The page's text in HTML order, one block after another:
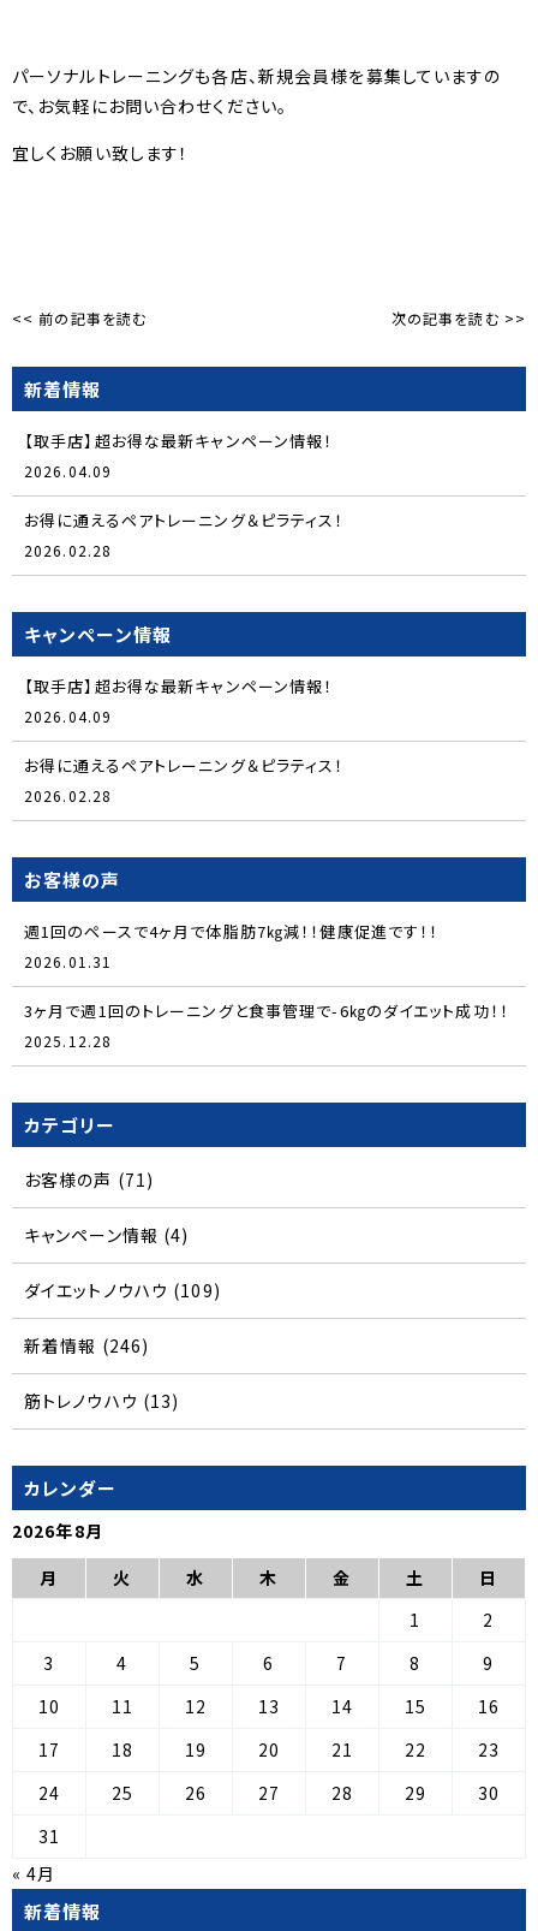
パーソナルトレーニングも各店、新規会員様を募集していますの
で、お気軽にお問い合わせください。
宜しくお願い致します！
<< 前の記事を読む 次の記事を読む >>
新着情報
【取手店】超お得な最新キャンペーン情報！
2026.04.09
お得に通えるペアトレーニング＆ピラティス！
2026.02.28
キャンペーン情報
【取手店】超お得な最新キャンペーン情報！
2026.04.09
お得に通えるペアトレーニング＆ピラティス！
2026.02.28
お客様の声
週1回のペースで4ヶ月で体脂肪7㎏減！！健康促進です！！
2026.01.31
3ヶ月で週1回のトレーニングと食事管理で-6㎏のダイエット成功！！
2025.12.28
カテゴリー
お客様の声 (71)
キャンペーン情報 (4)
ダイエットノウハウ (109)
新着情報 (246)
筋トレノウハウ (13)
カレンダー
2026年8月
月
火 水 木 金 土
日
1
2
3
4 5 6 7 8
9
10
11 12 13 14 15
16
17
18 19 20 21 22
23
24
25 26 27 28 29
30
31
« 4月
新着情報